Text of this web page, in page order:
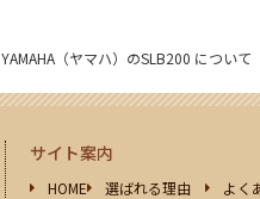
YAMAHA（ヤマハ）のSLB200 について
サイト案内
HOME 選ばれる理由 よく